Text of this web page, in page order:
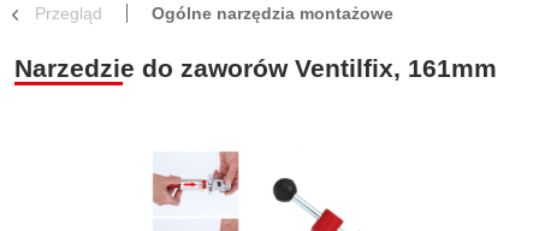
Przegląd Ogólne narzędzia montażowe
Narzedzie do zaworów Ventilfix, 161mm